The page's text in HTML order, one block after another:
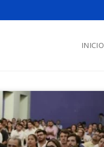
INICIO